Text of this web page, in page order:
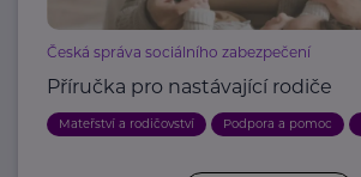
Česká správa sociálního zabezpečení
Příručka pro nastávající rodiče
Mateřství a rodičovství Podpora a pomoc